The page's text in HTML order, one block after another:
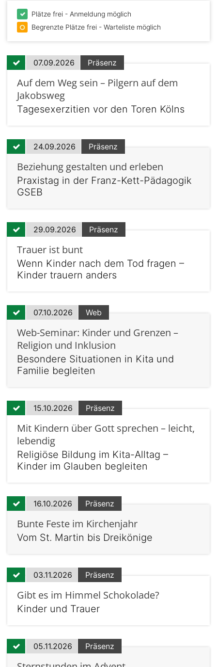
Plätze frei - Anmeldung möglich
Begrenzte Plätze frei - Warteliste möglich
07.09.2026 Präsenz
Auf dem Weg sein – Pilgern auf dem
Jakobsweg
Tagesexerzitien vor den Toren Kölns
24.09.2026 Präsenz
Beziehung gestalten und erleben
Praxistag in der Franz-Kett-Pädagogik
GSEB
29.09.2026 Präsenz
Trauer ist bunt
Wenn Kinder nach dem Tod fragen –
Kinder trauern anders
07.10.2026 Web
Web-Seminar: Kinder und Grenzen –
Religion und Inklusion
Besondere Situationen in Kita und
Familie begleiten
15.10.2026 Präsenz
Mit Kindern über Gott sprechen – leicht,
lebendig
Religiöse Bildung im Kita-Alltag –
Kinder im Glauben begleiten
16.10.2026 Präsenz
Bunte Feste im Kirchenjahr
Vom St. Martin bis Dreikönige
03.11.2026 Präsenz
Gibt es im Himmel Schokolade?
Kinder und Trauer
05.11.2026 Präsenz